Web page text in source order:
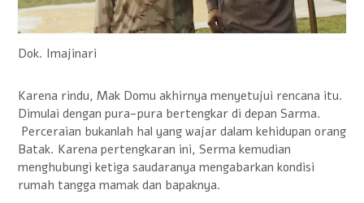
Dok. Imajinari
Karena rindu, Mak Domu akhirnya menyetujui rencana itu.
Dimulai dengan pura-pura bertengkar di depan Sarma.
Perceraian bukanlah hal yang wajar dalam kehidupan orang
Batak. Karena pertengkaran ini, Serma kemudian
menghubungi ketiga saudaranya mengabarkan kondisi
rumah tangga mamak dan bapaknya.